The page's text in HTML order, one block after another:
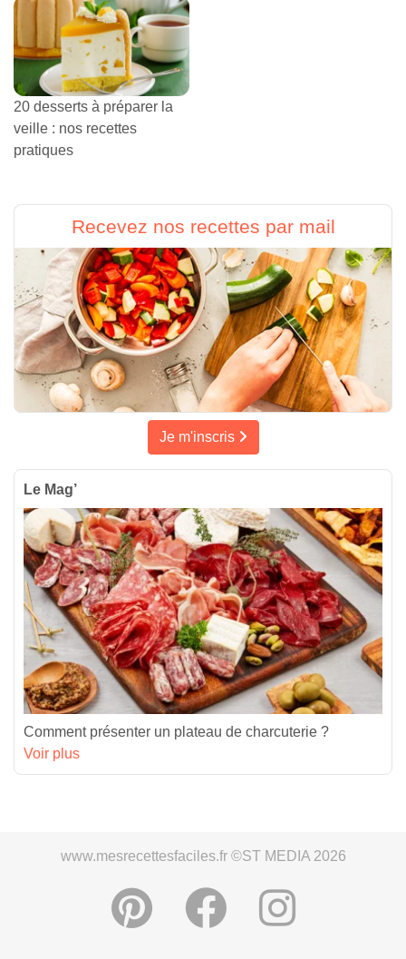
20 desserts à préparer la
veille : nos recettes
pratiques
Recevez nos recettes par mail
Je m'inscris
Le Mag’
Comment présenter un plateau de charcuterie ?
Voir plus
www.mesrecettesfaciles.fr ©ST MEDIA 2026